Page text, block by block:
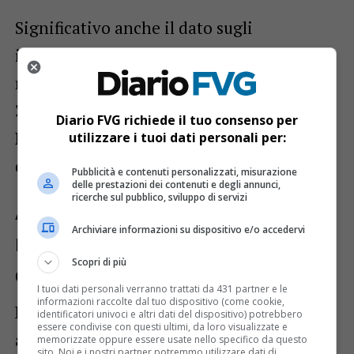
Significativo anche il dato sugli
investimenti territoriali, che hanno
raggiunto
1.711 euro pro capite
30% in più rispetto alla media delle
Regioni a statuto specialee oltre il
doppio della media italiana.
Assestamento 2026: nuove
risorse per imprese, agricoltura
e territorio
Nel corso della seduta è stato illustrato
anche ildisegno di legge di
Diario FVG richiede il tuo consenso per
utilizzare i tuoi dati personali per:
Pubblicità e contenuti personalizzati, misurazione
delle prestazioni dei contenuti e degli annunci,
ricerche sul pubblico, sviluppo di servizi
Archiviare informazioni su dispositivo e/o accedervi
Scopri di più
I tuoi dati personali verranno trattati da 431 partner e le
informazioni raccolte dal tuo dispositivo (come cookie,
identificatori univoci e altri dati del dispositivo) potrebbero
essere condivise con questi ultimi, da loro visualizzate e
memorizzate oppure essere usate nello specifico da questo